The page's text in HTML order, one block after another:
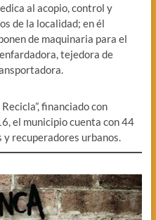
al acopio, control y
de la localidad; en él
de maquinaria para el
tejedora de
financiado con
el municipio cuenta con 44
recuperadores urbanos.